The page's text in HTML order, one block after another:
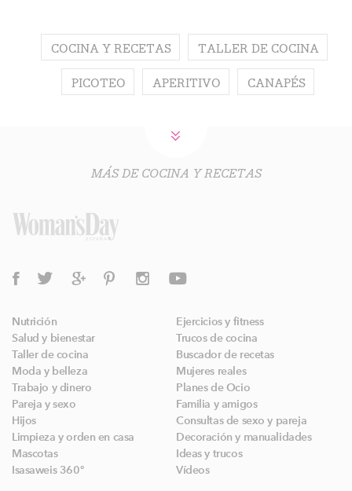
COCINA Y RECETAS TALLER DE COCINA
PICOTEO APERITIVO CANAPÉS
MÁS DE COCINA Y RECETAS
Nutrición
Ejercicios y fitness
Salud y bienestar
Trucos de cocina
Taller de cocina
Buscador de recetas
Moda y belleza
Mujeres reales
Trabajo y dinero
Planes de Ocio
Pareja y sexo
Familia y amigos
Hijos
Consultas de sexo y pareja
Limpieza y orden en casa
Decoración y manualidades
Mascotas
Ideas y trucos
Isasaweis 360º
Vídeos